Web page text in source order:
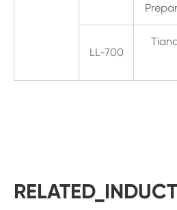
LL-700